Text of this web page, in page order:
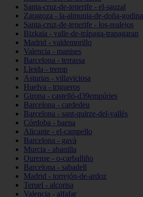
Santa-cruz-de-tenerife - el-sauzal
Zaragoza - la-almunia-de-doña-godina
Santa-cruz-de-tenerife - los-realejos
Bizkaia - valle-de-trápaga-trapagaran
Madrid - valdemorillo
Valencia - manises
Barcelona - terrassa
Lleida - tremp
Asturias - villaviciosa
Huelva - trigueros
Girona - castelló-d39empúries
Barcelona - cardedeu
Barcelona - sant-quirze-del-vallès
Córdoba - baena
Alicante - el-campello
Barcelona - gavà
Murcia - abanilla
Ourense - o-carballiño
Barcelona - sabadell
Madrid - torrejón-de-ardoz
Teruel - alcorisa
Valencia - alfafar